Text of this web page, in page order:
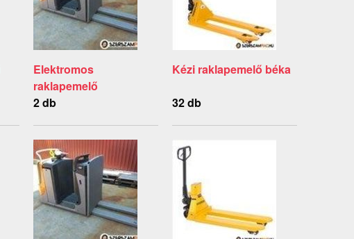
Elektromos
raklapemelő
2 db
Kézi raklapemelő béka
32 db